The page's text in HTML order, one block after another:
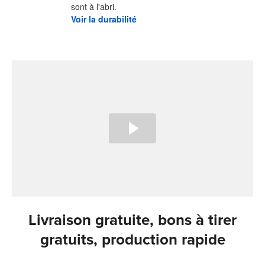
sont à l'abri.
Voir la durabilité
Livraison gratuite, bons à tirer
gratuits, production rapide